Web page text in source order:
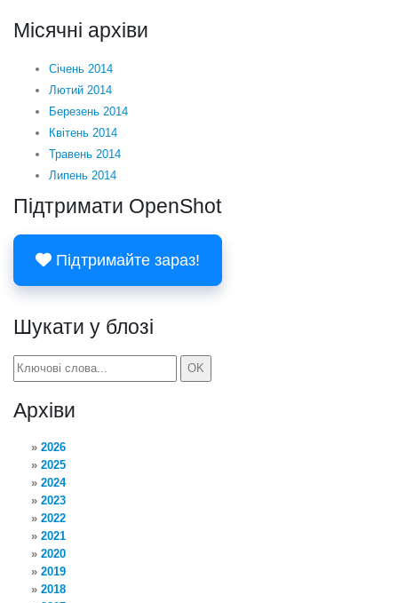
Місячні архіви
Січень 2014
Лютий 2014
Березень 2014
Квітень 2014
Травень 2014
Липень 2014
Підтримати OpenShot
Підтримайте зараз!
Шукати у блозі
Архіви
2026
2025
2024
2023
2022
2021
2020
2019
2018